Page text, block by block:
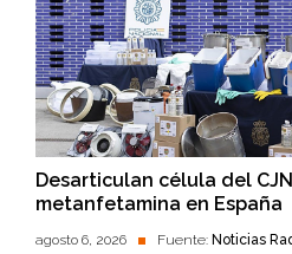
Desarticulan célula del
metanfetamina en España
agosto 6, 2026 Fuente: Noticias